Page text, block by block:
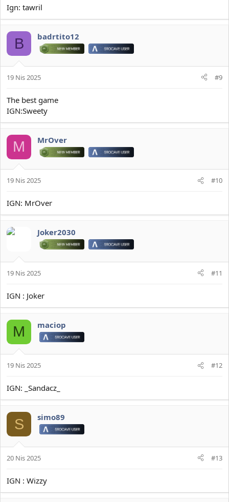
Ign: tawril
B badrtito12
19 Nis 2025 #9
The best game
IGN:Sweety
M MrOver
19 Nis 2025 #10
IGN: MrOver
Joker2030
19 Nis 2025 #11
IGN : Joker
M maciop
19 Nis 2025 #12
IGN: _Sandacz_
S simo89
20 Nis 2025 #13
IGN : Wizzy